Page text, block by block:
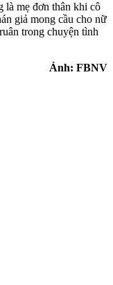
là mẹ đơn thân khi cô
giả mong cầu cho nữ
trong chuyện tình
Ảnh: FBNV